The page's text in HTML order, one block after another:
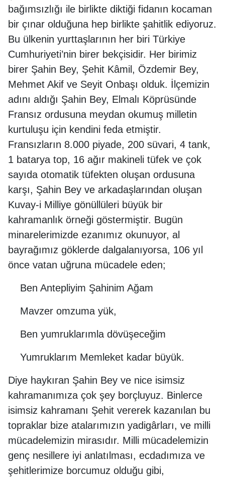
bağımsızlığı ile birlikte diktiği fidanın kocaman
bir çınar olduğuna hep birlikte şahitlik ediyoruz.
Bu ülkenin yurttaşlarının her biri Türkiye
Cumhuriyeti’nin birer bekçisidir. Her birimiz
birer Şahin Bey, Şehit Kâmil, Özdemir Bey,
Mehmet Akif ve Seyit Onbaşı olduk. İlçemizin
adını aldığı Şahin Bey, Elmalı Köprüsünde
Fransız ordusuna meydan okumuş milletin
kurtuluşu için kendini feda etmiştir.
Fransızların 8.000 piyade, 200 süvari, 4 tank,
1 batarya top, 16 ağır makineli tüfek ve çok
sayıda otomatik tüfekten oluşan ordusuna
karşı, Şahin Bey ve arkadaşlarından oluşan
Kuvay-i Milliye gönüllüleri büyük bir
kahramanlık örneği göstermiştir. Bugün
minarelerimizde ezanımız okunuyor, al
bayrağımız göklerde dalgalanıyorsa, 106 yıl
önce vatan uğruna mücadele eden;
Ben Antepliyim Şahinim Ağam
Mavzer omzuma yük,
Ben yumruklarımla dövüşeceğim
Yumruklarım Memleket kadar büyük.
Diye haykıran Şahin Bey ve nice isimsiz
kahramanımıza çok şey borçluyuz. Binlerce
isimsiz kahramanı Şehit vererek kazanılan bu
topraklar bize atalarımızın yadigârları, ve milli
mücadelemizin mirasıdır. Milli mücadelemizin
genç nesillere iyi anlatılması, ecdadımıza ve
şehitlerimize borcumuz olduğu gibi,